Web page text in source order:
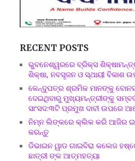
RECENT POSTS
ଭୁବନେଶ୍ୱରରେ ବ୍ରିକ୍ସ
ଶିକ୍ଷା, ନବସୃଜନ ଓ ସ୍ଥାୟୀ ବିକାଶ
କେନ୍ଦୁପତ୍ର ଶ୍ରମିକ ମାନଙ୍କୁ
ଦେଇଥିବାରୁ ମୁଖ୍ୟମନ୍ତ୍ରୀଙ୍କୁ
ସାଂସଦ:୩ଟି ପ୍ରମୁଖ ଦାବୀ ଉପରେ
ନିମ୍ନ ଲିଙ୍କରେ କ୍ଲିକ କରି ଆଜିର ଇ
କରନ୍ତୁ
ଡିଭାଇନ ୱାଡ ଗାଇବିରା କଲେଜ
ଛାତ୍ରୀ ଙ୍କ ଆତ୍ମହତ୍ୟା